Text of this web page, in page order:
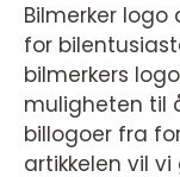
Bilmerker
for
bilmerkers
muligheten til
billogoer fra
artikkelen vil